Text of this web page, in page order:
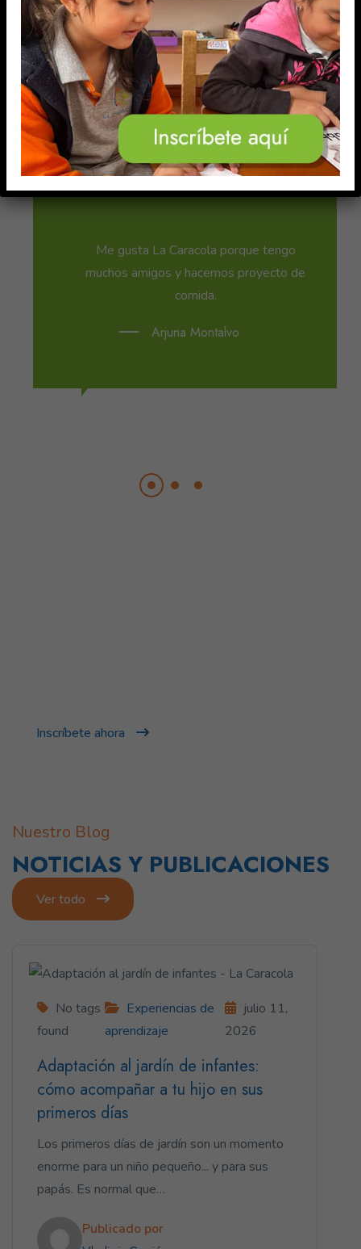
Padres y niños felices
LO QUE CUENTAN DE
NOSOTROS
Me gusta La Caracola porque tengo
muchos amigos y hacemos proyecto de
comida.
Arjuna Montalvo
Inscríbete ahora
Nuestro Blog
NOTICIAS Y PUBLICACIONES
Ver todo
No tags
found
Experiencias de
aprendizaje
julio 11,
2026
Adaptación al jardín de infantes:
cómo acompañar a tu hijo en sus
primeros días
Los primeros días de jardín son un momento
enorme para un niño pequeño... y para sus
papás. Es normal que…
Publicado por